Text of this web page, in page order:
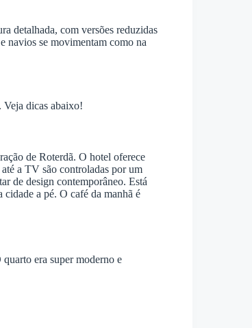
detalhada, com versões reduzidas
navios se movimentam como na
Veja dicas abaixo!
de Roterdã. O hotel oferece
a TV são controladas por um
de design contemporâneo. Está
a pé. O café da manhã é
era super moderno e